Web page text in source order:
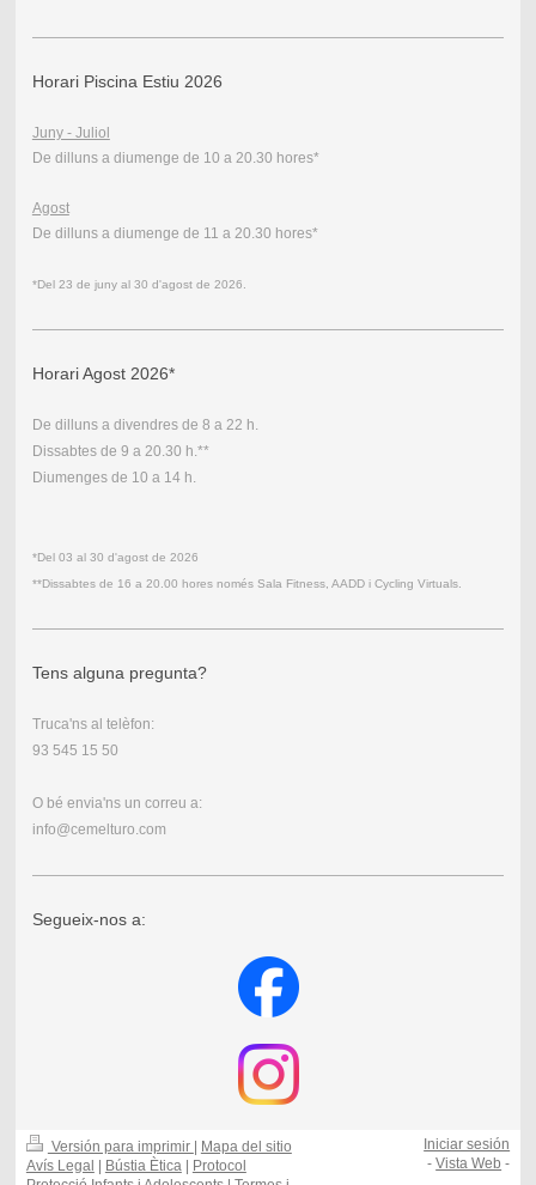
Horari Piscina Estiu 2026
Juny - Juliol
De dilluns a diumenge de 10 a 20.30 hores*
Agost
De dilluns a diumenge de 11 a 20.30 hores*
*Del 23 de juny al 30 d'agost de 2026.
Horari Agost 2026*
De dilluns a divendres de 8 a 22 h.
Dissabtes de 9 a 20.30 h.**
Diumenges de 10 a 14 h.
*Del 03 al 30 d'agost de 2026
**Dissabtes de 16 a 20.00 hores només Sala Fitness, AADD i Cycling Virtuals.
Tens alguna pregunta?
Truca'ns al telèfon:
93 545 15 50
O bé envia'ns un correu a:
info@cemelturo.com
Segueix-nos a:
Versión para imprimir
Mapa del sitio
Avís Legal
Bústia Ètica|
Protocol
Iniciar sesión
-Vista Web -